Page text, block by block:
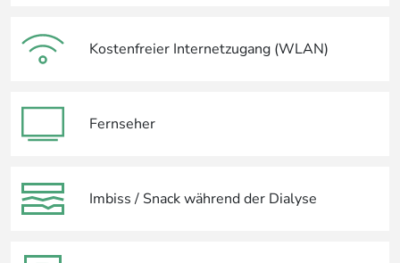
Kostenfreier Internetzugang (WLAN)
Fernseher
Imbiss / Snack während der Dialyse